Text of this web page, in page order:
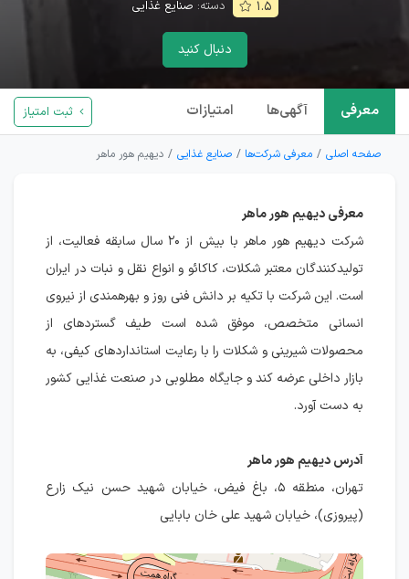
۱.۵ دسته: صنایع غذایی
دنبال کنید
معرفی آگهی‌ها امتیازات ثبت امتیاز
صفحه اصلی معرفی شرکت‌ها صنایع غذایی دیهیم هور ماهر
معرفی دیهیم هور ماهر
شرکت دیهیم هور ماهر با بیش از ۲۰ سال سابقه فعالیت، از
تولیدکنندگان معتبر شکلات، کاکائو و انواع نقل و نبات در ایران
است. این شرکت با تکیه بر دانش فنی روز و بهرهمندی از نیروی
انسانی متخصص، موفق شده است طیف گستردهای از
محصولات شیرینی و شکلات را با رعایت استانداردهای کیفی، به
بازار داخلی عرضه کند و جایگاه مطلوبی در صنعت غذایی کشور
به دست آورد.
آدرس دیهیم هور ماهر
تهران، منطقه ۵، باغ فیض، خیابان شهید حسن نیک زارع
(پیروزی)، خیابان شهید علی خان بابایی